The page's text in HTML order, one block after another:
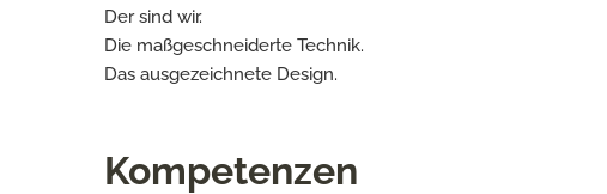
Der sind wir.
Die maßgeschneiderte Technik.
Das ausgezeichnete Design.
Kompetenzen